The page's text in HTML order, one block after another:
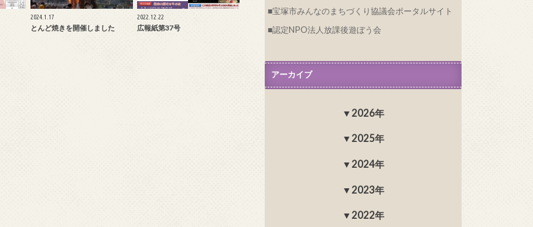
2024.1.17
とんど焼きを開催しました
2022.12.22
広報紙第37号
宝塚市みんなのまちづくり協議会ポータルサイト
認定NPO法人放課後遊ぼう会
アーカイブ
2026年
2025年
2024年
2023年
2022年